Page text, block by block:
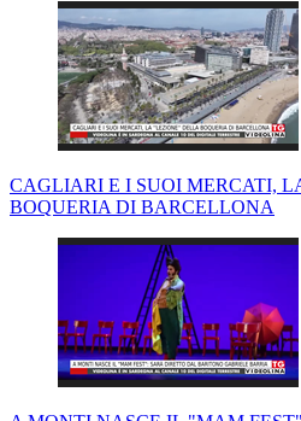
CAGLIARI E I SUOI MERCATI,
BOQUERIA DI BARCELLONA